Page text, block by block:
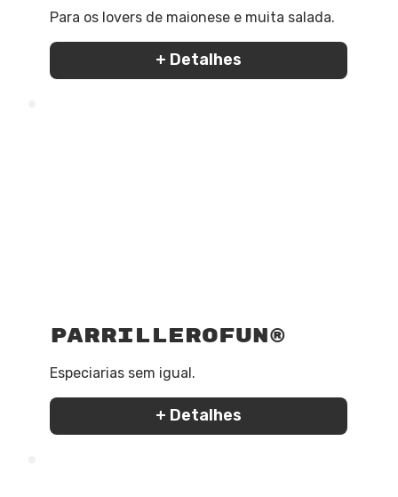
Para os lovers de maionese e muita salada.
+ Detalhes
ParrilleroFun®
Especiarias sem igual.
+ Detalhes